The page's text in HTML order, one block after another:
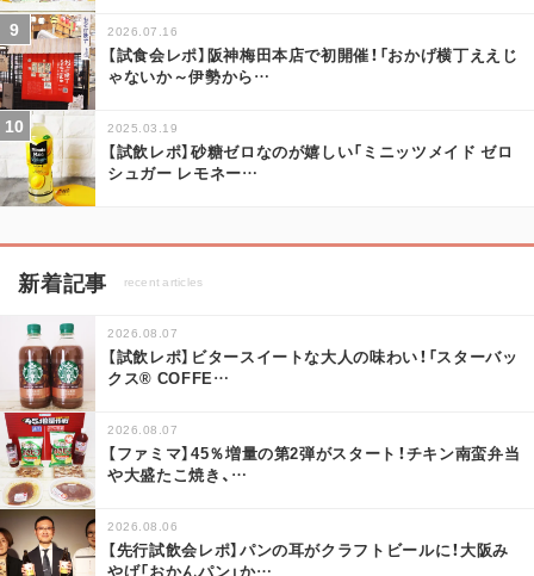
2026.07.16
【試食会レポ】阪神梅田本店で初開催！「おかげ横丁ええじ
ゃないか～伊勢から…
2025.03.19
【試飲レポ】砂糖ゼロなのが嬉しい「ミニッツメイド ゼロ
シュガー レモネー…
新着記事 recent articles
2026.08.07
【試飲レポ】ビタースイートな大人の味わい！「スターバッ
クス® COFFE…
2026.08.07
【ファミマ】45％増量の第2弾がスタート！チキン南蛮弁当
や大盛たこ焼き、 …
2026.08.06
【先行試飲会レポ】パンの耳がクラフトビールに！大阪み
やげ「おかんパン」か…